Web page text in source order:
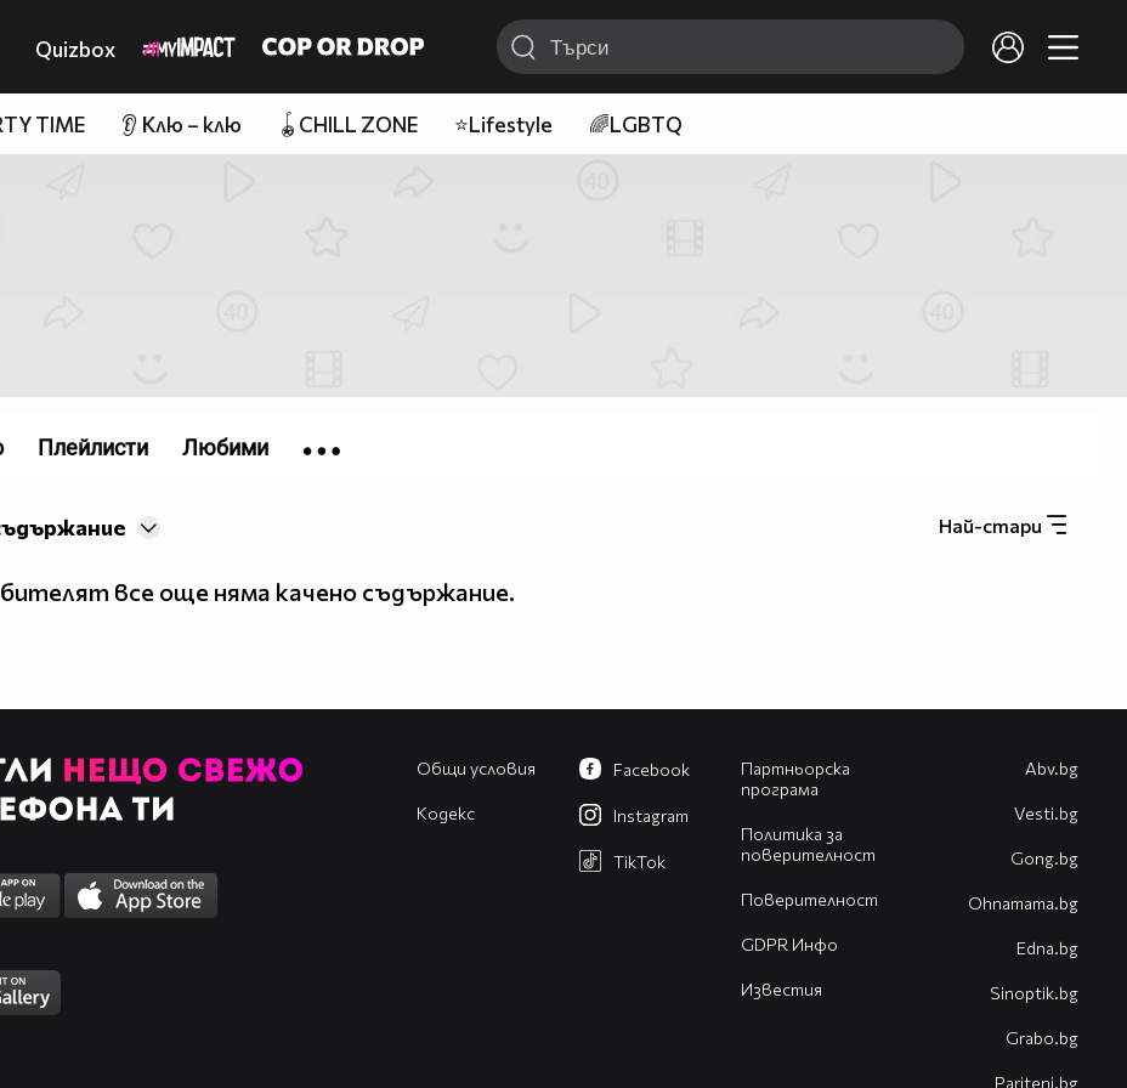
Quizbox
TIME 👂 Клю – клю 🪀CHILL ZONE ⭐Lifestyle 🌈LGBTQ
Най-стари
все още няма качено съдържание.
Плейлисти Любими
Общи условия
Кодекс
Партньорска
програма
Политика за
поверителност
Поверителност
GDPR Инфо
Известия
Facebook
Instagram
TikTok
Abv.bg
Vesti.bg
Gong.bg
Оhnamama.bg
Edna.bg
Sinoptik.bg
Grabo.bg
Pariteni.bg